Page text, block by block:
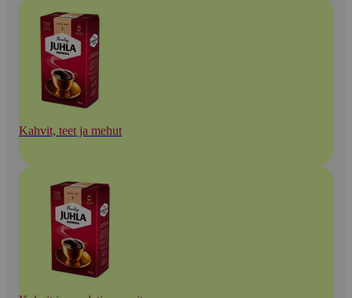
Kahvit, teet ja mehut